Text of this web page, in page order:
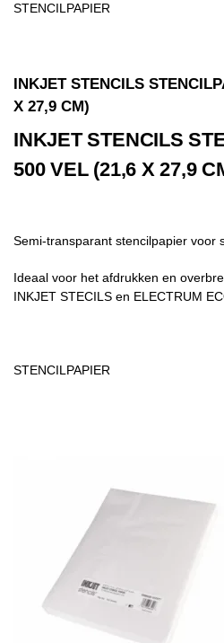
STENCILPAPIER
INKJET STENCILS
X 27,9 CM)
INKJET STENCILS
500 VEL (21,6 X 27,9
Semi-transparant stencilpapier voor
Ideaal voor het afdrukken en
INKJET STECILS en ELECTRUM
STENCILPAPIER